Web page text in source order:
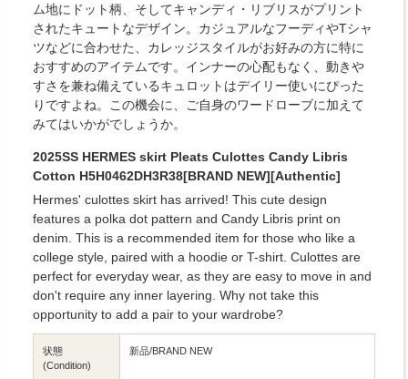
ム地にドット柄、そしてキャンディ・リブリスがプリント
されたキュートなデザイン。カジュアルなフーディやTシャ
ツなどに合わせた、カレッジスタイルがお好みの方に特に
おすすめのアイテムです。インナーの心配もなく、動きや
すさを兼ね備えているキュロットはデイリー使いにぴった
りですよね。この機会に、ご自身のワードローブに加えて
みてはいかがでしょうか。
2025SS HERMES skirt Pleats Culottes Candy Libris
Cotton H5H0462DH3R38[BRAND NEW][Authentic]
Hermes' culottes skirt has arrived! This cute design
features a polka dot pattern and Candy Libris print on
denim. This is a recommended item for those who like a
college style, paired with a hoodie or T-shirt. Culottes are
perfect for everyday wear, as they are easy to move in and
don't require any inner layering. Why not take this
opportunity to add a pair to your wardrobe?
状態
(Condition)
新品/BRAND NEW